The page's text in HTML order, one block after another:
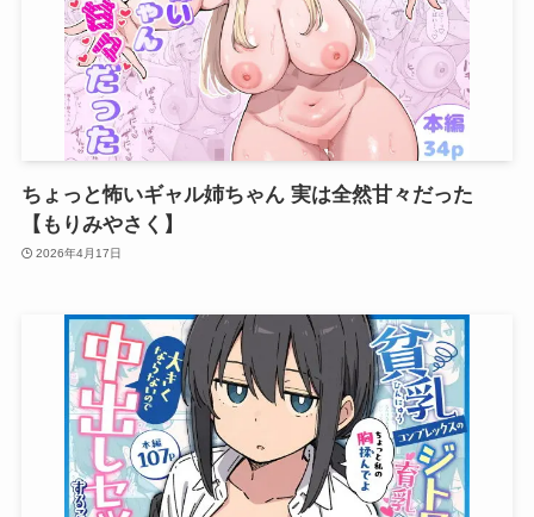
ちょっと怖いギャル姉ちゃん 実は全然甘々だった
【もりみやさく】
2026年4月17日